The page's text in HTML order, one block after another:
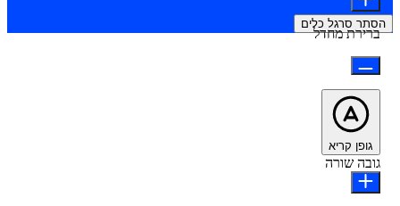
הסתר סרגל כלים
ברירת מחדל
גופן קריא
גובה שורה